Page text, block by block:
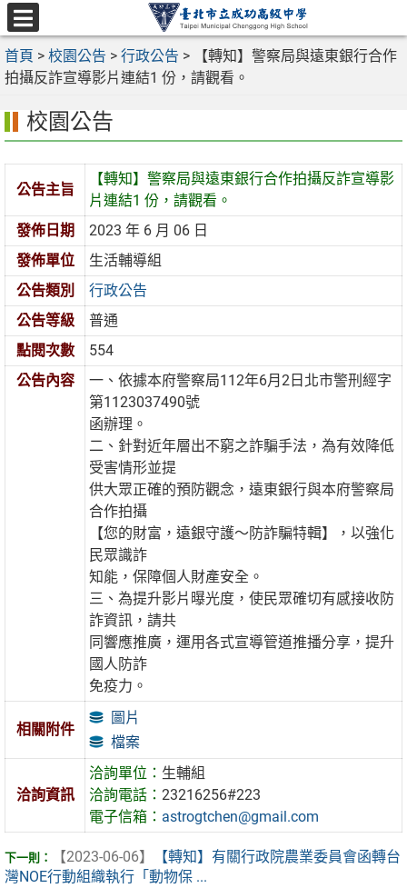
跳
至
主
要
區
選
單
首頁 > 校園公告 > 行政公告 >
【轉知】警察局與遠東銀行合作
拍攝反詐宣導影片連結1 份，請觀看。
校園公告
公告主旨
【轉知】警察局與遠東銀行合作拍攝反詐宣導影
片連結1 份，請觀看。
發佈日期
2023 年 6 月 06 日
發佈單位
生活輔導組
公告類別
行政公告
公告等級
普通
點閱次數
554
公告內容
一、依據本府警察局112年6月2日北市警刑經字
第1123037490號
函辦理。
二、針對近年層出不窮之詐騙手法，為有效降低
受害情形並提
供大眾正確的預防觀念，遠東銀行與本府警察局
合作拍攝
【您的財富，遠銀守護～防詐騙特輯】，以強化
民眾識詐
知能，保障個人財產安全。
三、為提升影片曝光度，使民眾確切有感接收防
詐資訊，請共
同響應推廣，運用各式宣導管道推播分享，提升
國人防詐
免疫力。
相關附件
圖片
檔案
洽詢資訊
洽詢單位： 生輔組
洽詢電話：23216256#223
電子信箱： astrogtchen@gmail.com
【2023-06-06】
【轉知】有關行政院農業委員會函轉台
灣NOE行動組織執行「動物保 ...